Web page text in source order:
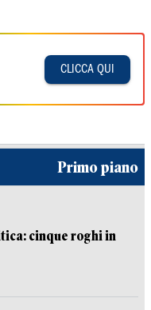
CLICCA QUI
Primo piano
cinque roghi in